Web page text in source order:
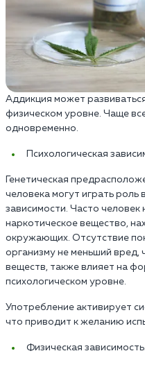
Аддикция может
физическом уровне. Чаще
одновременно.
Психологическая
Генетическая
человека могут играть роль
зависимости. Часто человек
наркотическое вещество,
окружающих. Отсутствие
организму не меньший вред,
веществ, также влияет на
психологическом уровне.
Употребление активирует
что приводит к желанию
Физическая зависимость.